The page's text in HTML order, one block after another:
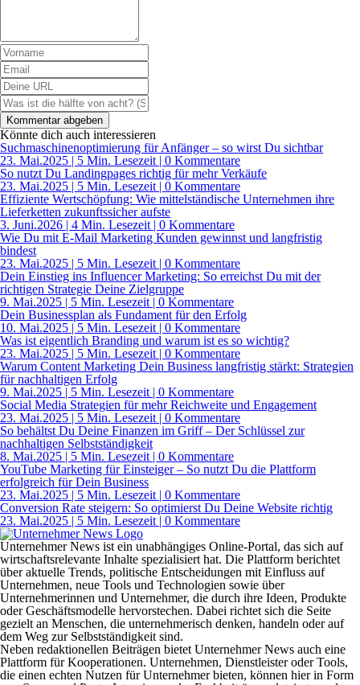
Könnte dich auch interessieren
Suchmaschinenoptimierung für Anfänger – so wirst Du sichtbar
23. Mai.2025 | 5 Min. Lesezeit | 0 Kommentare
So nutzt Du Landingpages richtig für mehr Verkäufe
23. Mai.2025 | 5 Min. Lesezeit | 0 Kommentare
Effiziente Wertschöpfung: Wie mittelständische Unternehmen ihre
Lieferketten zukunftssicher aufste
3. Juni.2026 | 4 Min. Lesezeit | 0 Kommentare
Wie Du mit E-Mail Marketing Kunden gewinnst und langfristig
bindest
23. Mai.2025 | 5 Min. Lesezeit | 0 Kommentare
Dein Einstieg ins Influencer Marketing: So erreichst Du mit der
richtigen Strategie Deine Zielgruppe
9. Mai.2025 | 5 Min. Lesezeit | 0 Kommentare
Dein Businessplan als Fundament für den Erfolg
10. Mai.2025 | 5 Min. Lesezeit | 0 Kommentare
Was ist eigentlich Branding und warum ist es so wichtig?
23. Mai.2025 | 5 Min. Lesezeit | 0 Kommentare
Warum Content Marketing Dein Business langfristig stärkt: Strategien
für nachhaltigen Erfolg
9. Mai.2025 | 5 Min. Lesezeit | 0 Kommentare
Social Media Strategien für mehr Reichweite und Engagement
23. Mai.2025 | 5 Min. Lesezeit | 0 Kommentare
So behältst Du Deine Finanzen im Griff – Der Schlüssel zur
nachhaltigen Selbstständigkeit
8. Mai.2025 | 5 Min. Lesezeit | 0 Kommentare
YouTube Marketing für Einsteiger – So nutzt Du die Plattform
erfolgreich für Dein Business
23. Mai.2025 | 5 Min. Lesezeit | 0 Kommentare
Conversion Rate steigern: So optimierst Du Deine Website richtig
23. Mai.2025 | 5 Min. Lesezeit | 0 Kommentare
Unternehmer News ist ein unabhängiges Online-Portal, das sich auf
wirtschaftsrelevante Inhalte spezialisiert hat. Die Plattform berichtet
über aktuelle Trends, politische Entscheidungen mit Einfluss auf
Unternehmen, neue Tools und Technologien sowie über
Unternehmerinnen und Unternehmer, die durch ihre Ideen, Produkte
oder Geschäftsmodelle hervorstechen. Dabei richtet sich die Seite
gezielt an Menschen, die unternehmerisch denken, handeln oder auf
dem Weg zur Selbstständigkeit sind.
Neben redaktionellen Beiträgen bietet Unternehmer News auch eine
Plattform für Kooperationen. Unternehmen, Dienstleister oder Tools,
die einen echten Nutzen für Unternehmer bieten, können hier in Form